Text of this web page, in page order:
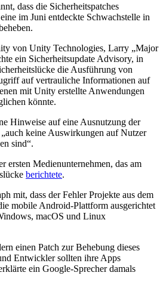
dass die Sicherheitspatches
im Juni entdeckte Schwachstelle in
von Unity Technologies, Larry „Major
ein Sicherheitsupdate Advisory, in
die Ausführung von
auf vertrauliche Informationen auf
mit Unity erstellte Anwendungen
könnte.
Hinweise auf eine Ausnutzung der
keine Auswirkungen auf Nutzer
sind“.
ersten Medienunternehmen, das am
berichtete.
mit, dass der Fehler Projekte aus dem
mobile Android-Plattform ausgerichtet
macOS und Linux
einen Patch zur Behebung dieses
Entwickler sollten ihre Apps
ein Google-Sprecher damals